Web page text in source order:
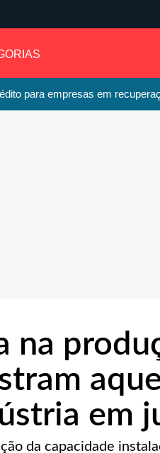
para empresas em
na
em
da capacidade